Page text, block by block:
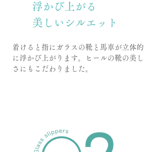
浮かび上がる
​美しいシルエット
着けると指にガラスの靴と馬車が立体的
に浮かび上がります。ヒールの靴の美し
さにもこだわりました。